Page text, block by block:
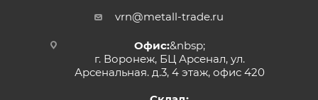
vrn@metall-trade.ru
Офис:&nbsp;
г. Воронеж, БЦ Арсенал, ул.
Арсенальная. д.3, 4 этаж, офис 420